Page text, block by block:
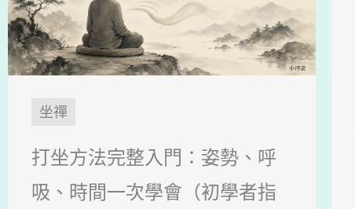
坐禪
打坐方法完整入門：姿勢、呼
吸、時間一次學會（初學者指